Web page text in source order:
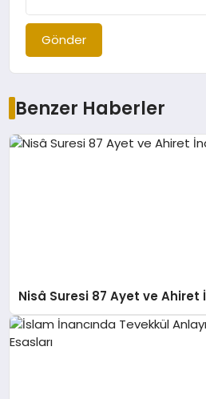
Gönder
Benzer Haberler
Nisâ Suresi 87 Ayet ve Ahiret